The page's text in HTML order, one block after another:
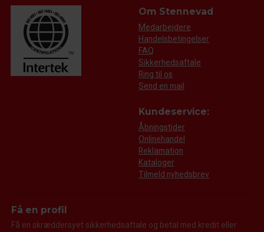
Om Stennevad
Medarbejdere
Handelsbetingelser
FAQ
Sikkerhedsaftale
Ring til os
Send en mail
Kundeservice:
Åbningstider
Onlinehandel
Reklamation
Kataloger
Tilmeld nyhedsbrev
Få en profil
Få en skræddersyet sikkerhedsaftale og betal med kredit eller